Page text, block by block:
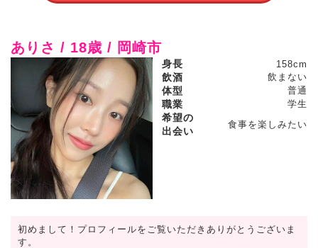
ありさ / 18歳 / 岡崎市
身長 158cm
飲酒 飲まない
体型 普通
職業 学生
希望の
出会い
食事を楽しみたい
初めまして！プロフィールをご覧いただきありがとうございま
す。